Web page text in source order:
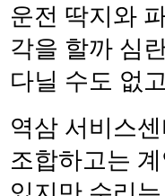
운전 딱지와
각을 할까 심
다닐 수도 없
역삼 서비스
조합하고는